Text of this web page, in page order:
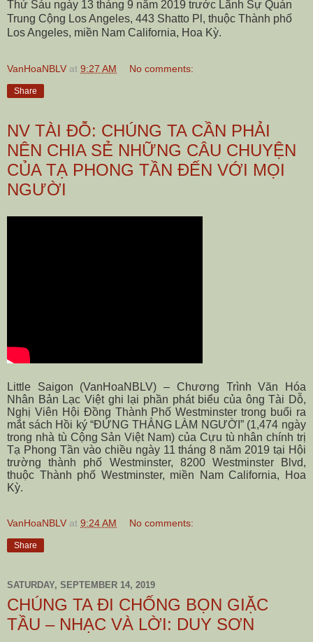
Thứ Sáu ngày 13 tháng 9 năm 2019 trước Lãnh Sự Quán
Trung Cộng Los Angeles, 443 Shatto Pl, thuộc Thành phố
Los Angeles, miền Nam California, Hoa Kỳ.
VanHoaNBLV at 9:27 AM No comments:
Share
NV TÀI ĐỖ: CHÚNG TA CẦN PHẢI
NÊN CHIA SẺ NHỮNG CÂU CHUYỆN
CỦA TẠ PHONG TẦN ĐẾN VỚI MỌI
NGƯỜI
Little Saigon (VanHoaNBLV) – Chương Trình Văn Hóa
Nhân Bản Lạc Việt ghi lại phần phát biểu của ông Tài Dỗ,
Nghị Viên Hội Đồng Thành Phố Westminster trong buổi ra
mắt sách Hồi ký “ĐỨNG THẲNG LÀM NGƯỜI” (1,474 ngày
trong nhà tù Cộng Sản Việt Nam) của Cựu tù nhân chính trị
Tạ Phong Tần vào chiều ngày 11 tháng 8 năm 2019 tại Hội
trường thành phố Westminster, 8200 Westminster Blvd,
thuộc Thành phố Westminster, miền Nam California, Hoa
Kỳ.
VanHoaNBLV at 9:24 AM No comments:
Share
SATURDAY, SEPTEMBER 14, 2019
CHÚNG TA ĐI CHỐNG BỌN GIẶC
TẦU – NHẠC VÀ LỜI: DUY SƠN